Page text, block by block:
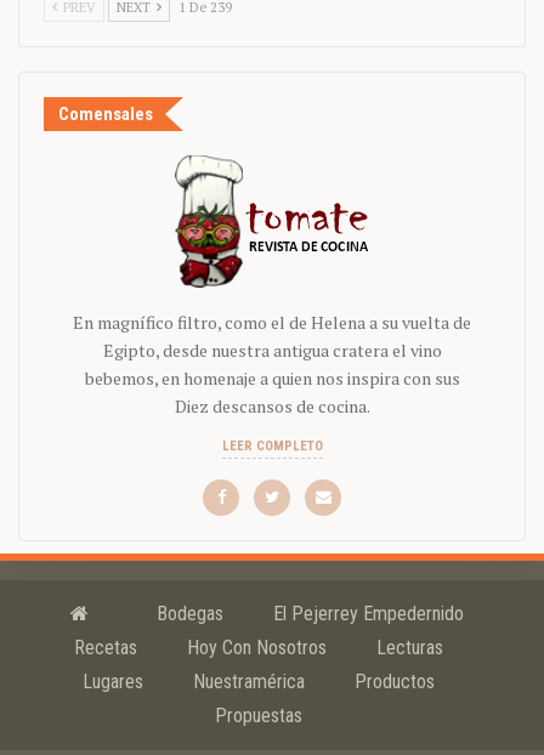
PREV NEXT 1 De 239
Comensales
En magnífico filtro, como el de Helena a su vuelta de
Egipto, desde nuestra antigua cratera el vino
bebemos, en homenaje a quien nos inspira con sus
Diez descansos de cocina.
LEER COMPLETO
Bodegas
El Pejerrey Empedernido
Recetas
Hoy Con Nosotros
Lecturas
Lugares
Nuestramérica
Productos
Propuestas